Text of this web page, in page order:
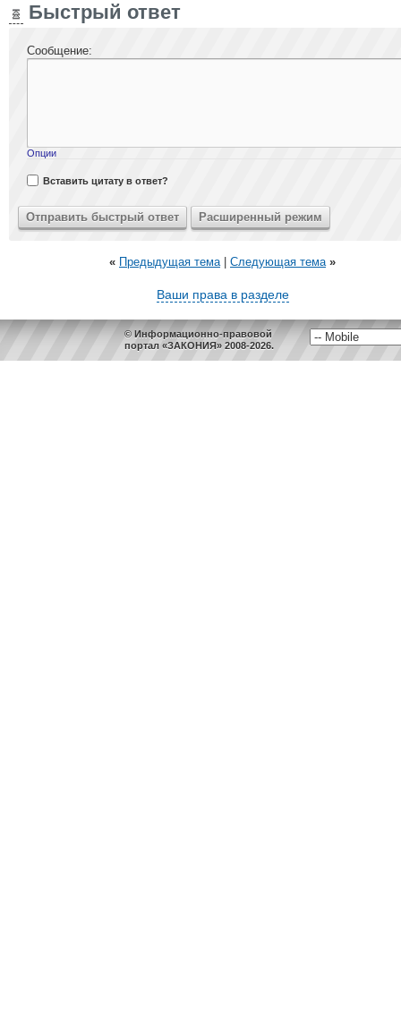
Быстрый ответ
Сообщение:
Опции
Вставить цитату в ответ?
« Предыдущая тема| Следующая тема »
Ваши права в разделе
© Информационно-правовой
портал «ЗАКОНИЯ» 2008-2026.